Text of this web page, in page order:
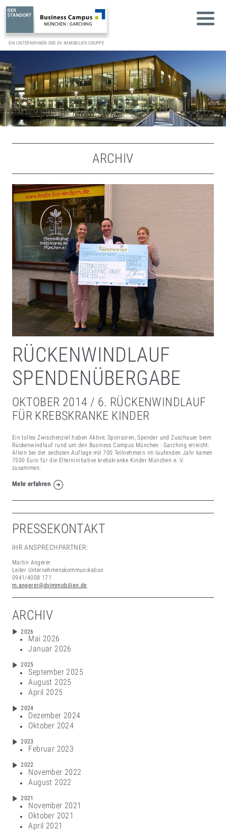
EIN UNTERNEHMEN DER DV IMMOBILIEN GRUPPE
ARCHIV
RÜCKENWINDLAUF
SPENDENÜBERGABE
OKTOBER 2014 / 6. RÜCKENWINDLAUF
FÜR KREBSKRANKE KINDER
Ein tolles Zwischenziel haben Aktive, Sponsoren, Spender und Zuschauer beim
Rückenwindlauf rund um den Business Campus München : Garching erreicht:
Allein bei der sechsten Auflage mit 700 Teilnehmern im laufenden Jahr kamen
7500 Euro für die Elterninitiative krebskranke Kinder München e. V.
zusammen:
Mehr erfahren
PRESSEKONTAKT
IHR ANSPRECHPARTNER:
Martin Angerer
Leiter Unternehmenskommunikation
0941/4008 171
m.angerer@dvimmobilien.de
ARCHIV
2026
Mai 2026
Januar 2026
2025
September 2025
August 2025
April 2025
2024
Dezember 2024
Oktober 2024
2023
Februar 2023
2022
November 2022
August 2022
2021
November 2021
Oktober 2021
April 2021